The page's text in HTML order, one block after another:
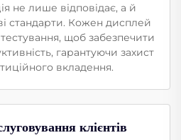
не лише відповідає, а й
стандарти. Кожен дисплей
щоб забезпечити
гарантуючи захист
вкладення.
клієнтів